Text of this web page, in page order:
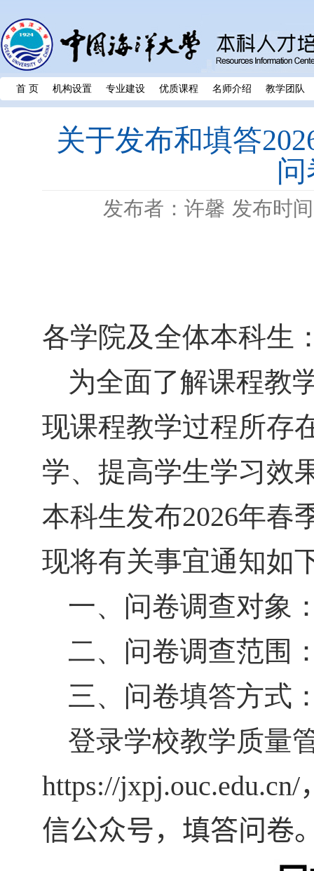
首 页 机构设置 专业建设 优质课程 名师介绍 教学团队
关于发布和填答
发布者：许馨 发布时
各学院及全体本科生
为全面了解课程教
现课程教学过程所存
学、提高学生学习效
本科生发布2026年春
现将有关事宜通知如
一、问卷调查对象
二、问卷调查范围
三、问卷填答方式
登录学校教学质量
https://jxpj.ouc.edu.cn/
信公众号，填答问卷